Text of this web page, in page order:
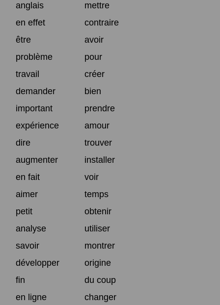
anglais
mettre
en effet
contraire
être
avoir
problème
pour
travail
créer
demander
bien
important
prendre
expérience
amour
dire
trouver
augmenter
installer
en fait
voir
aimer
temps
petit
obtenir
analyse
utiliser
savoir
montrer
développer
origine
fin
du coup
en ligne
changer